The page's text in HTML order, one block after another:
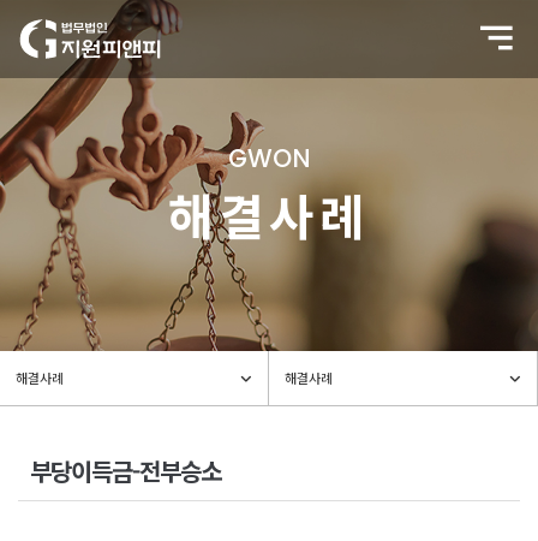
GWON
해결사례
부당이득금-전부승소